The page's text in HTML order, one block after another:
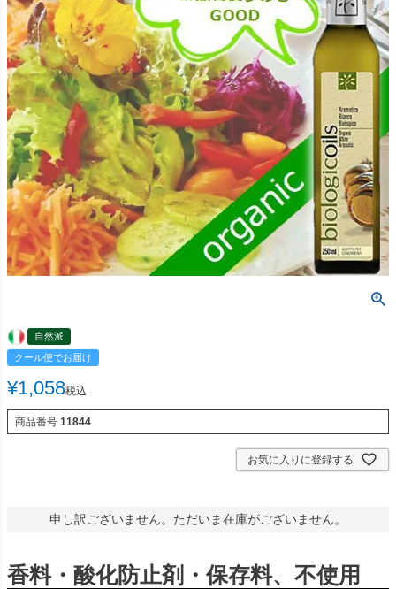
自然派
クール便でお届け
¥1,058税込
商品番号 11844
お気に入りに登録する
申し訳ございません。ただいま在庫がございません。
香料・酸化防止剤・保存料、不使用